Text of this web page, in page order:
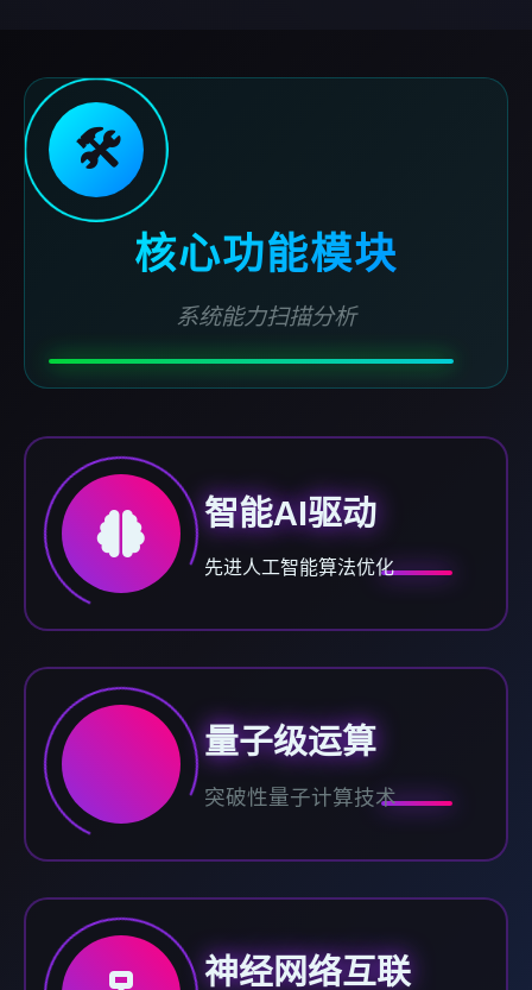
🛠️
核心功能模块
系统能力扫描分析
智能AI驱动
先进人工智能算法优化
量子级运算
突破性量子计算技术
神经网络互联